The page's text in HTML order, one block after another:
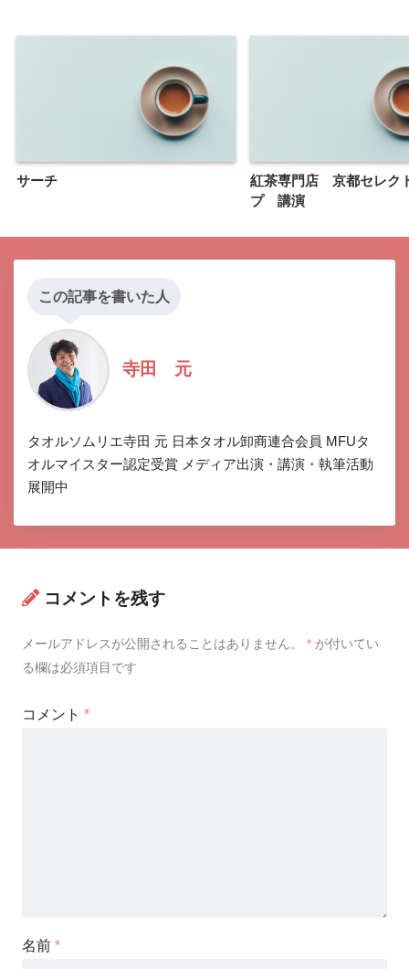
サーチ
紅茶専門店 京都セレク
プ 講演
この記事を書いた人
寺田 元
タオルソムリエ寺田 元 日本タオル卸商連合会員 MFUタ
オルマイスター認定受賞 メディア出演・講演・執筆活動
展開中
コメントを残す
メールアドレスが公開されることはありません。 * が付いてい
る欄は必須項目です
コメント *
名前 *